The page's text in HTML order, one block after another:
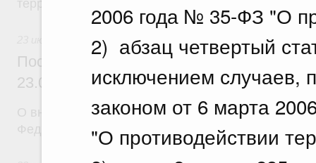
2006 года № 35-ФЗ "О
2) абзац четвертый
исключением случаев,
законом от 6 марта
"О противодействии
Постановление Правительства
23.07.2026 г. № 928
О внесении изменений в постановление
Федерации от 20 июля 2011 г. № 590